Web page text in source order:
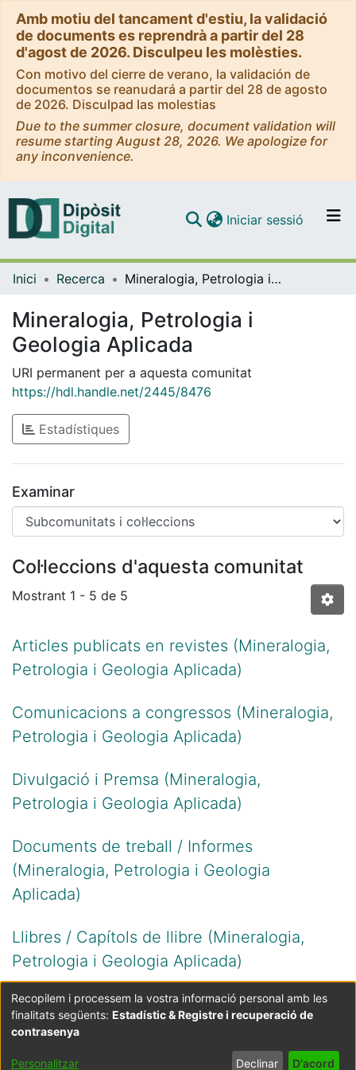
Amb motiu del tancament d'estiu, la validació
de documents es reprendrà a partir del 28
d'agost de 2026. Disculpeu les molèsties.
Con motivo del cierre de verano, la validación de
documentos se reanudará a partir del 28 de agosto
de 2026. Disculpad las molestias
Due to the summer closure, document validation will
resume starting August 28, 2026. We apologize for
any inconvenience.
Navega per tot el DD
Com publicar
Contacte
Iniciar sessió (current)
Inici Recerca Mineralogia, Petrologia i Geologia Aplicada
Mineralogia, Petrologia i
Geologia Aplicada
URI permanent per a aquesta comunitat
https://hdl.handle.net/2445/8476
Estadístiques
Examinar
Col·leccions d'aquesta comunitat
Mostrant 1 - 5 de 5
Articles publicats en revistes (Mineralogia,
Petrologia i Geologia Aplicada)
Comunicacions a congressos (Mineralogia,
Petrologia i Geologia Aplicada)
Divulgació i Premsa (Mineralogia,
Petrologia i Geologia Aplicada)
Documents de treball / Informes
(Mineralogia, Petrologia i Geologia
Aplicada)
Llibres / Capítols de llibre (Mineralogia,
Petrologia i Geologia Aplicada)
Coordinació:CRAI UB Avís legal
Metadades
subjectes a:
Configuració
Recopilem i processem la vostra informació personal amb les
finalitats següents: Estadístic & Registre i recuperació de
contrasenya
Personalitzar Declinar D'acord